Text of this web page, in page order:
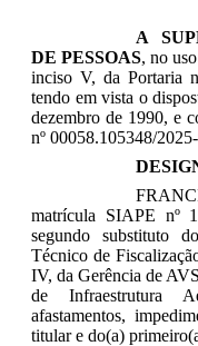
A
DE PESSOAS, no
inciso V, da Portaria
tendo em vista o
dezembro de 1990, e
nº 00058.105348/
matrícula SIAPE nº
segundo substituto
Técnico de
IV, da Gerência de
de Infraestrutura
afastamentos,
titular e do(a)